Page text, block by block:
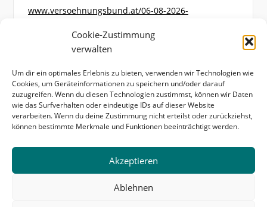
Cookie-Zustimmung
verwalten
Um dir ein optimales Erlebnis zu bieten, verwenden wir Technologien wie
Cookies, um Geräteinformationen zu speichern und/oder darauf
zuzugreifen. Wenn du diesen Technologien zustimmst, können wir Daten
wie das Surfverhalten oder eindeutige IDs auf dieser Website
verarbeiten. Wenn du deine Zustimmung nicht erteilst oder zurückziehst,
können bestimmte Merkmale und Funktionen beeinträchtigt werden.
Akzeptieren
Ablehnen
www.versoehnungsbund.at/06-08-2026-
Photo
Startseite Kontakt & Impressum
Datenschutzerklärung Cookie-Richtlinie (EU)